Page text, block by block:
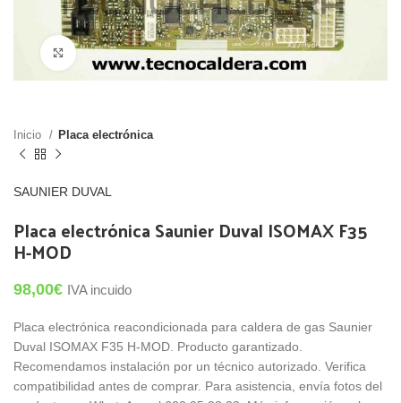
Click para agrandar
Inicio Placa electrónica
SAUNIER DUVAL
Placa electrónica Saunier Duval ISOMAX F35
H-MOD
98,00€ IVA incuido
Placa electrónica reacondicionada para caldera de gas Saunier
Duval ISOMAX F35 H-MOD. Producto garantizado.
Recomendamos instalación por un técnico autorizado. Verifica
compatibilidad antes de comprar. Para asistencia, envía fotos del